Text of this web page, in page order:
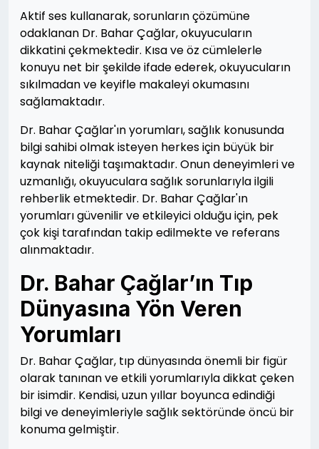
Aktif ses kullanarak, sorunların çözümüne
odaklanan Dr. Bahar Çağlar, okuyucuların
dikkatini çekmektedir. Kısa ve öz cümlelerle
konuyu net bir şekilde ifade ederek, okuyucuların
sıkılmadan ve keyifle makaleyi okumasını
sağlamaktadır.
Dr. Bahar Çağlar'ın yorumları, sağlık konusunda
bilgi sahibi olmak isteyen herkes için büyük bir
kaynak niteliği taşımaktadır. Onun deneyimleri ve
uzmanlığı, okuyuculara sağlık sorunlarıyla ilgili
rehberlik etmektedir. Dr. Bahar Çağlar'ın
yorumları güvenilir ve etkileyici olduğu için, pek
çok kişi tarafından takip edilmekte ve referans
alınmaktadır.
Dr. Bahar Çağlar’ın Tıp
Dünyasına Yön Veren
Yorumları
Dr. Bahar Çağlar, tıp dünyasında önemli bir figür
olarak tanınan ve etkili yorumlarıyla dikkat çeken
bir isimdir. Kendisi, uzun yıllar boyunca edindiği
bilgi ve deneyimleriyle sağlık sektöründe öncü bir
konuma gelmiştir.